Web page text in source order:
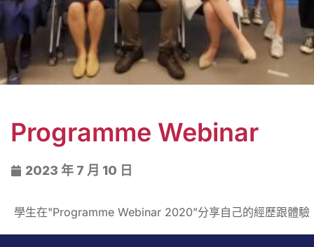
Programme Webinar
2023 年 7 月 10 日
學生在"Programme Webinar 2020”分享自己的經歷跟體驗